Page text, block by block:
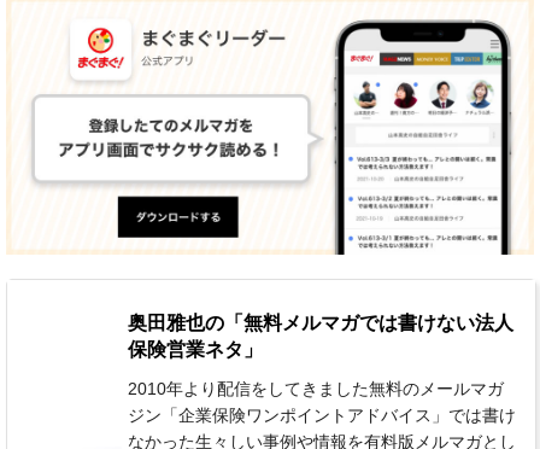
奥田雅也の「無料メルマガでは書けない法人
保険営業ネタ」
2010年より配信をしてきました無料のメールマガ
ジン「企業保険ワンポイントアドバイス」では書け
なかった生々しい事例や情報を有料版メルマガとし